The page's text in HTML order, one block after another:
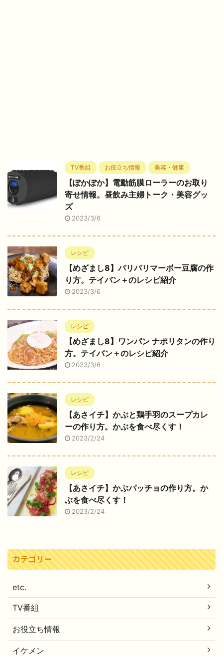
TV番組 お役立ち情報 美容・健康
【ぽかぽか】電動筋膜ローラーのお取り
寄せ情報。昼飲み主婦トーク・美容グッ
ズ
2023/3/6
レシピ
【めざまし8】パリパリマーボー豆腐の作
り方。テイバン＋のレシピ紹介
2023/3/6
レシピ
【めざまし8】ワンパン ナポリタンの作り
方。テイバン＋のレシピ紹介
2023/3/6
レシピ
【あさイチ】かぶと鶏手羽のスープカレ
ーの作り方。かぶを食べ尽くす！
2023/2/24
レシピ
【あさイチ】かぶパッチョの作り方。か
ぶを食べ尽くす！
2023/2/24
カテゴリー
etc.
TV番組
お役立ち情報
イケメン